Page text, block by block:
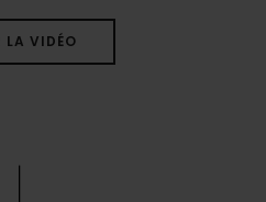
LA VIDÉO